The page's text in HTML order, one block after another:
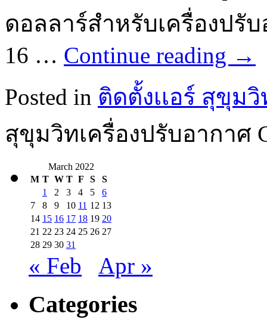
ดอลลาร์สำหรับเครื่องป
16 … Continue reading →
Posted in ติดตั้งเเอร์ สุขุม
สุขุมวิทเครื่องปรับอากาศ
March 2022
M T W T F S
S
1
2 3 4 5
6
7
8 9 10 11 12 13
14 15 16 17 18 19 20
21 22 23 24 25 26 27
28 29 30 31
« Feb Apr »
Categories